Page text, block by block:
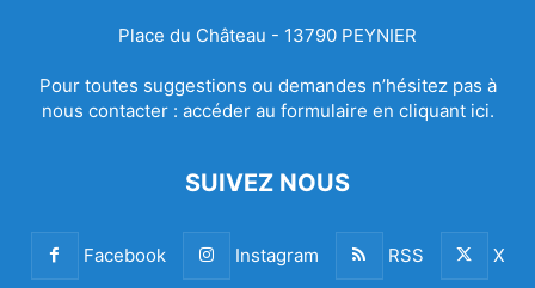
Place du Château - 13790 PEYNIER
Pour toutes suggestions ou demandes n’hésitez pas à
nous contacter : accéder au formulaire en cliquant ici.
SUIVEZ NOUS
Facebook Instagram RSS X